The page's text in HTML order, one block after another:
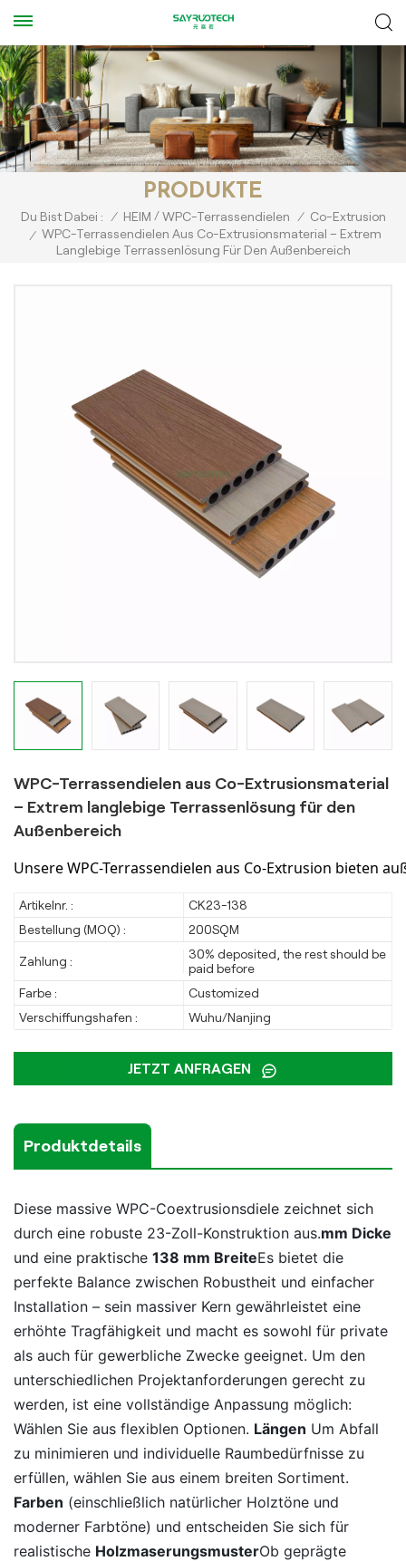
PRODUKTE
Du Bist Dabei : / HEIM / WPC-Terrassendielen / Co-Extrusion
/ WPC-Terrassendielen Aus Co-Extrusionsmaterial – Extrem
Langlebige Terrassenlösung Für Den Außenbereich
WPC-Terrassendielen aus Co-Extrusionsmaterial
– Extrem langlebige Terrassenlösung für den
Außenbereich
Unsere WPC-Terrassendielen aus Co-Extrusion bieten
Artikelnr. :
CK23-138
Bestellung (MOQ) :
200SQM
Zahlung :
30% deposited, the rest should be
paid before
Farbe :
Customized
Verschiffungshafen :
Wuhu/Nanjing
JETZT ANFRAGEN
Produktdetails
Diese massive WPC-Coextrusionsdiele zeichnet sich
durch eine robuste 23-Zoll-Konstruktion aus.mm Dicke
und eine praktische 138 mm BreiteEs bietet die
perfekte Balance zwischen Robustheit und einfacher
Installation – sein massiver Kern gewährleistet eine
erhöhte Tragfähigkeit und macht es sowohl für private
als auch für gewerbliche Zwecke geeignet. Um den
unterschiedlichen Projektanforderungen gerecht zu
werden, ist eine vollständige Anpassung möglich:
Wählen Sie aus flexiblen Optionen. Längen Um Abfall
zu minimieren und individuelle Raumbedürfnisse zu
erfüllen, wählen Sie aus einem breiten Sortiment.
Farben (einschließlich natürlicher Holztöne und
moderner Farbtöne) und entscheiden Sie sich für
realistische HolzmaserungsmusterOb geprägte